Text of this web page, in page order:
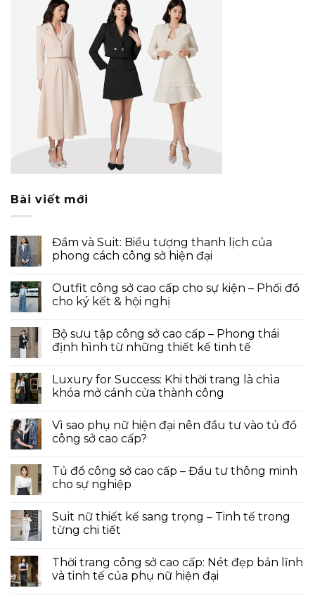
Bài viết mới
Đầm và Suit: Biểu tượng thanh lịch của
phong cách công sở hiện đại
Outfit công sở cao cấp cho sự kiện – Phối đồ
cho ký kết & hội nghị
Bộ sưu tập công sở cao cấp – Phong thái
định hình từ những thiết kế tinh tế
Luxury for Success: Khi thời trang là chìa
khóa mở cánh cửa thành công
Vì sao phụ nữ hiện đại nên đầu tư vào tủ đồ
công sở cao cấp?
Tủ đồ công sở cao cấp – Đầu tư thông minh
cho sự nghiệp
Suit nữ thiết kế sang trọng – Tinh tế trong
từng chi tiết
Thời trang công sở cao cấp: Nét đẹp bản lĩnh
và tinh tế của phụ nữ hiện đại